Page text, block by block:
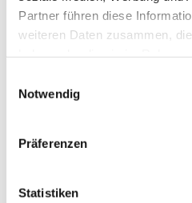
Partner führen diese
weiteren Daten zusammen,
Notwendig
Präferenzen
Statistiken
Chemiker &
Entwicklung der
Kalium, Kaffee,